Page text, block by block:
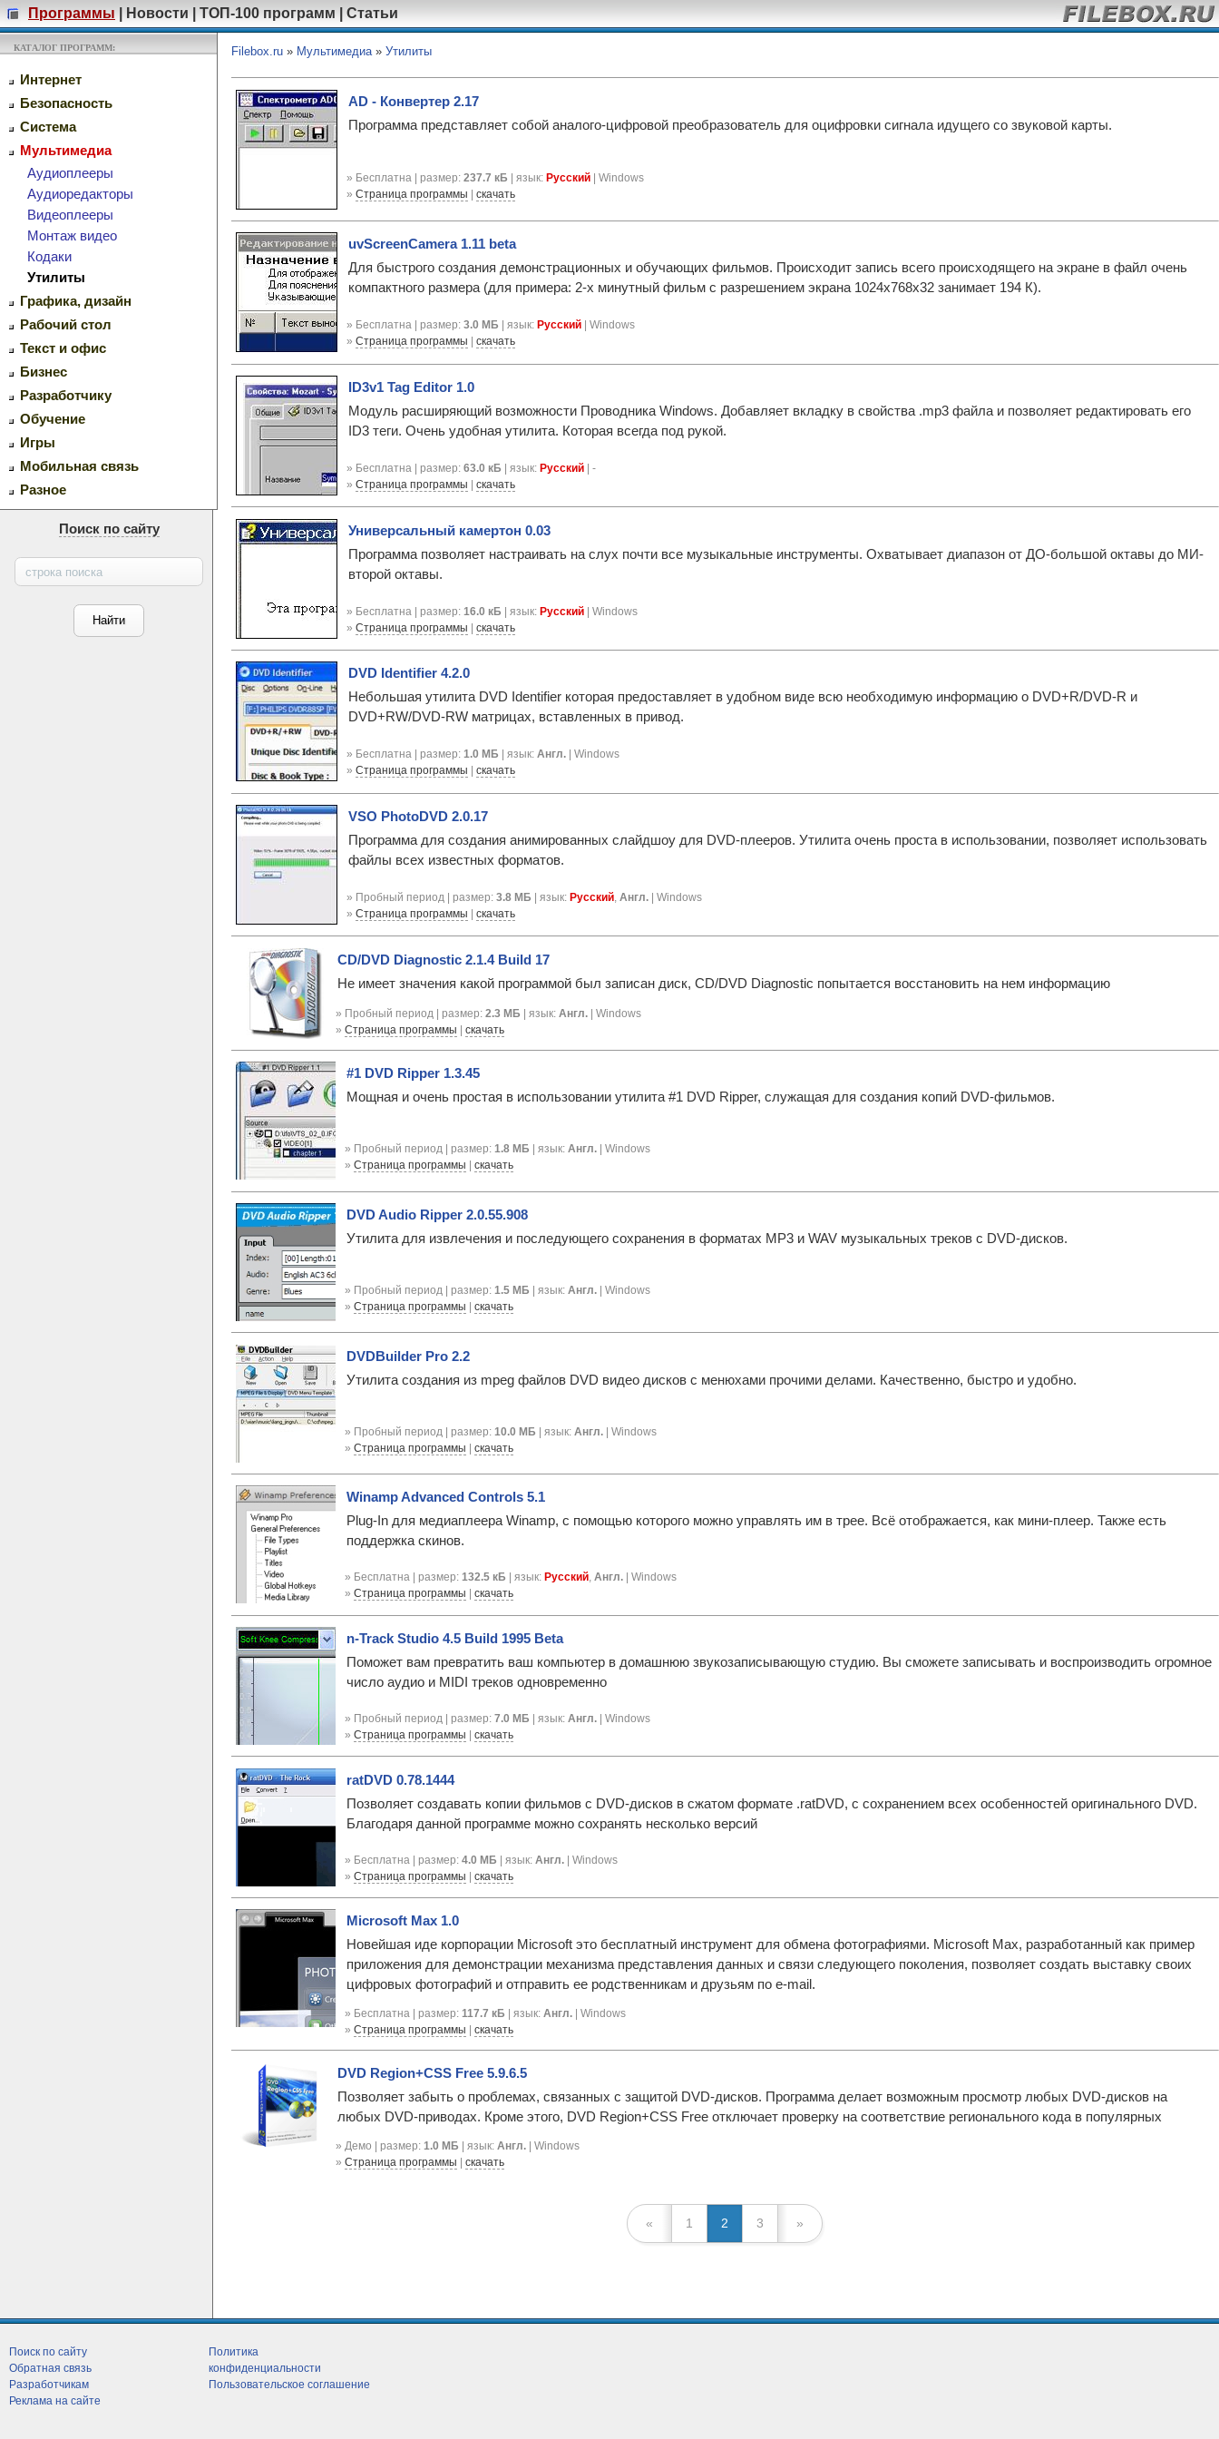
Программы Новости ТОП-100 программ Статьи
КАТАЛОГ ПРОГРАММ:
Интернет
Безопасность
Система
Мультимедиа
Аудиоплееры
Аудиоредакторы
Видеоплееры
Монтаж видео
Кодаки
Утилиты
Графика, дизайн
Рабочий стол
Текст и офис
Бизнес
Разработчику
Обучение
Игры
Мобильная связь
Разное
Поиск по сайту
Filebox.ru » Мультимедиа» Утилиты
AD - Конвертер 2.17
Программа представляет собой аналого-цифровой преобразователь для оцифровки сигнала идущего со звуковой карты.
» Бесплатна | размер: 237.7 кБ | язык: Русский | Windows
» Страница программы | скачать
uvScreenCamera 1.11 beta
Для быстрого создания демонстрационных и обучающих фильмов. Происходит запись всего происходящего на экране в файл очень
компактного размера (для примера: 2-х минутный фильм с разрешением экрана 1024x768x32 занимает 194 К).
» Бесплатна | размер: 3.0 МБ | язык: Русский | Windows
» Страница программы скачать
ID3v1 Tag Editor 1.0
Модуль расширяющий возможности Проводника Windows. Добавляет вкладку в свойства .mp3 файла и позволяет редактировать его
ID3 теги. Очень удобная утилита. Которая всегда под рукой.
» Бесплатна | размер: 63.0 кБ | язык: Русский | -
» Страница программы скачать
Универсальный камертон 0.03
Программа позволяет настраивать на слух почти все музыкальные инструменты. Охватывает диапазон от ДО-большой октавы до МИ-
второй октавы.
» Бесплатна | размер: 16.0 кБ | язык: Русский | Windows
» Страница программы | скачать
DVD Identifier 4.2.0
Небольшая утилита DVD Identifier которая предоставляет в удобном виде всю необходимую информацию о DVD+R/DVD-R и
DVD+RW/DVD-RW матрицах, вставленных в привод.
» Бесплатна | размер: 1.0 МБ | язык: Англ. | Windows
» Страница программы скачать
VSO PhotoDVD 2.0.17
Программа для создания анимированных слайдшоу для DVD-плееров. Утилита очень проста в использовании, позволяет использовать
файлы всех известных форматов.
» Пробный период | размер: 3.8 МБ | язык: Русский, Англ. | Windows
» Страница программы скачать
CD/DVD Diagnostic 2.1.4 Build 17
Не имеет значения какой программой был записан диск, CD/DVD Diagnostic попытается восстановить на нем информацию
» Пробный период | размер: 2.3 МБ | язык: Англ. | Windows
» Страница программы | скачать
#1 DVD Ripper 1.3.45
Мощная и очень простая в использовании утилита #1 DVD Ripper, служащая для создания копий DVD-фильмов.
» Пробный период | размер: 1.8 МБ | язык: Англ. | Windows
» Страница программы скачать
DVD Audio Ripper 2.0.55.908
Утилита для извлечения и последующего сохранения в форматах MP3 и WAV музыкальных треков с DVD-дисков.
» Пробный период | размер: 1.5 МБ | язык: Англ. | Windows
» Страница программы скачать
DVDBuilder Pro 2.2
Утилита создания из mpeg файлов DVD видео дисков с менюхами прочими делами. Качественно, быстро и удобно.
» Пробный период | размер: 10.0 МБ | язык: Англ. | Windows
» Страница программы | скачать
Winamp Advanced Controls 5.1
Plug-In для медиаплеера Winamp, с помощью которого можно управлять им в трее. Всё отображается, как мини-плеер. Также есть
поддержка скинов.
» Бесплатна | размер: 132.5 кБ | язык: Русский, Англ. | Windows
» Страница программы скачать
n-Track Studio 4.5 Build 1995 Beta
Поможет вам превратить ваш компьютер в домашнюю звукозаписывающую студию. Вы сможете записывать и воспроизводить огромное
число аудио и MIDI треков одновременно
» Пробный период | размер: 7.0 МБ | язык: Англ. | Windows
» Страница программы | скачать
ratDVD 0.78.1444
Позволяет создавать копии фильмов с DVD-дисков в сжатом формате .ratDVD, с сохранением всех особенностей оригинального DVD.
Благодаря данной программе можно сохранять несколько версий
» Бесплатна | размер: 4.0 МБ | язык: Англ. | Windows
» Страница программы | скачать
Microsoft Max 1.0
Новейшая иде корпорации Microsoft это бесплатный инструмент для обмена фотографиями. Microsoft Max, разработанный как пример
приложения для демонстрации механизма представления данных и связи следующего поколения, позволяет создать выставку своих
цифровых фотографий и отправить ее родственникам и друзьям по e-mail.
» Бесплатна | размер: 117.7 кБ | язык: Англ. | Windows
» Страница программы скачать
DVD Region+CSS Free 5.9.6.5
Позволяет забыть о проблемах, связанных с защитой DVD-дисков. Программа делает возможным просмотр любых DVD-дисков на
любых DVD-приводах. Кроме этого, DVD Region+CSS Free отключает проверку на соответствие регионального кода в популярных
» Демо | размер: 1.0 МБ | язык: Англ. | Windows
» Страница программы | скачать
« 1 2 3 »
Поиск по сайту
Обратная связь
Разработчикам
Реклама на сайте
Политика
конфиденциальности
Пользовательское соглашение